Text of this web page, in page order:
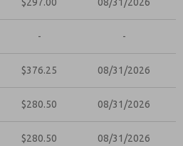
- -
$376.25 08/31/2026
$280.50 08/31/2026
$280.50 08/31/2026